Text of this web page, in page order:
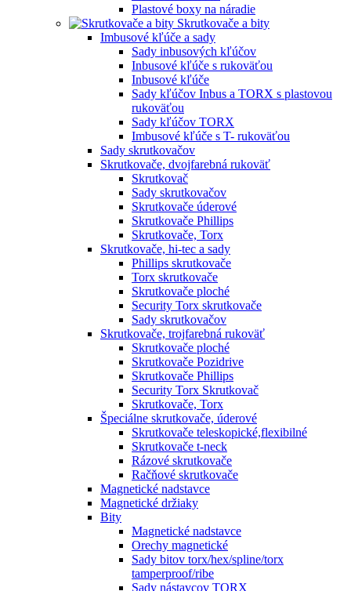
Plastové boxy na náradie
Skrutkovače a bity
Imbusové kľúče a sady
Sady inbusových kľúčov
Inbusové kľúče s rukoväťou
Inbusové kľúče
Sady kľúčov Inbus a TORX s plastovou
rukoväťou
Sady kľúčov TORX
Imbusové kľúče s T- rukoväťou
Sady skrutkovačov
Skrutkovače, dvojfarebná rukoväť
Skrutkovač
Sady skrutkovačov
Skrutkovače úderové
Skrutkovače Phillips
Skrutkovače, Torx
Skrutkovače, hi-tec a sady
Phillips skrutkovače
Torx skrutkovače
Skrutkovače ploché
Security Torx skrutkovače
Sady skrutkovačov
Skrutkovače, trojfarebná rukoväť
Skrutkovače ploché
Skrutkovače Pozidrive
Skrutkovače Phillips
Security Torx Skrutkovač
Skrutkovače, Torx
Špeciálne skrutkovače, úderové
Skrutkovače teleskopické,flexibilné
Skrutkovače t-neck
Rázové skrutkovače
Račňové skrutkovače
Magnetické nadstavce
Magnetické držiaky
Bity
Magnetické nadstavce
Orechy magnetické
Sady bitov torx/hex/spline/torx
tamperproof/ribe
Sady nástavcov TORX